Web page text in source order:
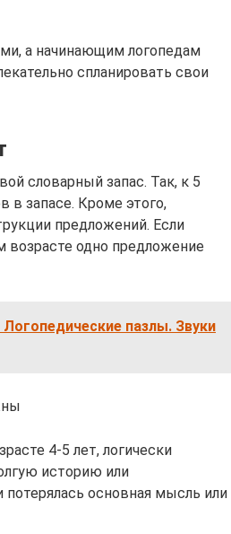
а начинающим логопедам
спланировать свои
словарный запас. Так, к 5
в запасе. Кроме этого,
предложений. Если
возрасте одно предложение
пазлы. Звуки
4-5 лет, логически
историю или
потерялась основная мысль или